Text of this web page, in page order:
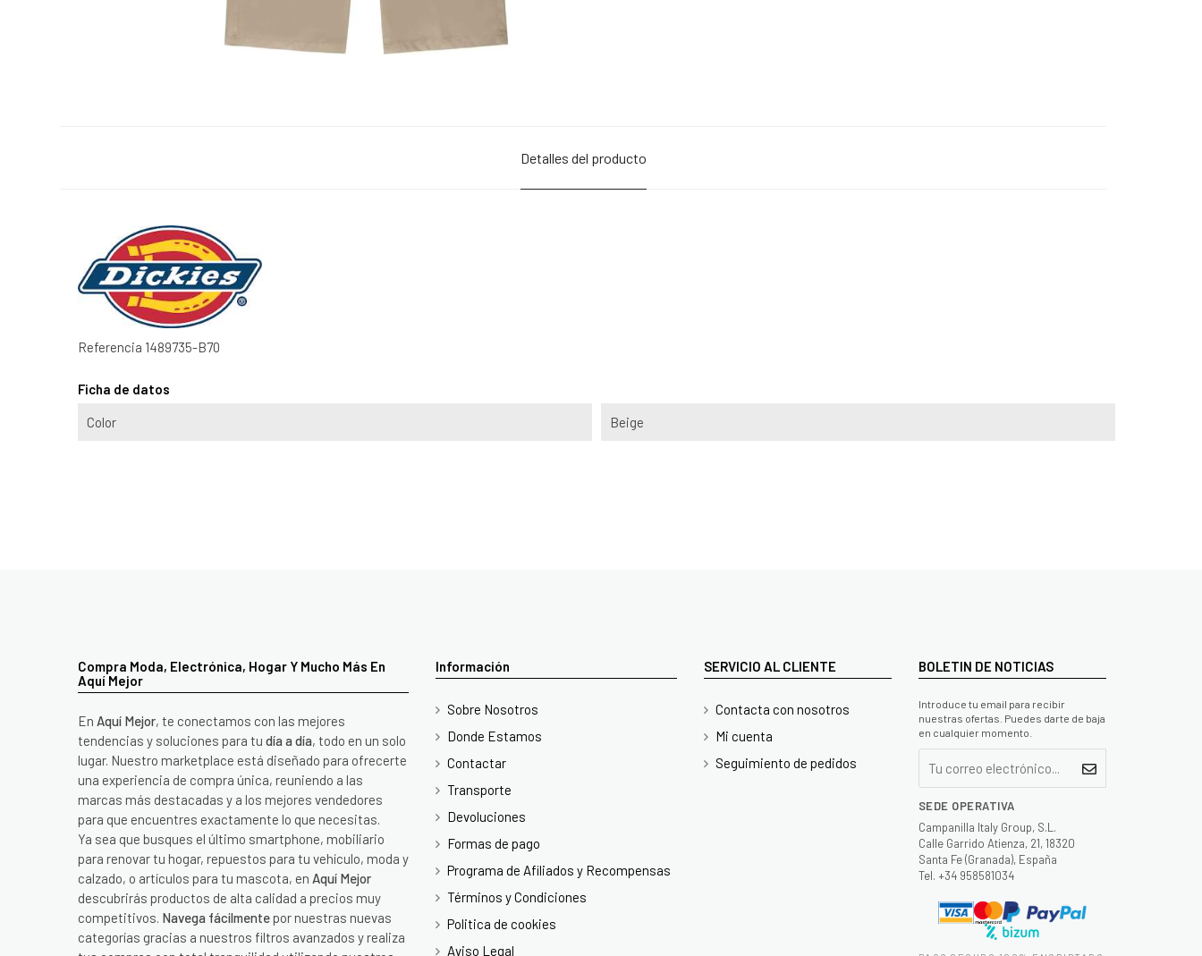
Detalles del producto
Referencia 1489735-B70
Ficha de datos
Color Beige
Compra Moda, Electrónica, Hogar Y Mucho Más En
Aquí Mejor
En Aquí Mejor, te conectamos con las mejores
tendencias y soluciones para tu día a día, todo en un solo
lugar. Nuestro marketplace está diseñado para ofrecerte
una experiencia de compra única, reuniendo a las
marcas más destacadas y a los mejores vendedores
para que encuentres exactamente lo que necesitas.
Ya sea que busques el último smartphone, mobiliario
para renovar tu hogar, repuestos para tu vehículo, moda y
calzado, o artículos para tu mascota, en Aquí Mejor
descubrirás productos de alta calidad a precios muy
competitivos. Navega fácilmente por nuestras nuevas
categorías gracias a nuestros filtros avanzados y realiza
Información
Sobre Nosotros
Donde Estamos
Contactar
Transporte
Devoluciones
Formas de pago
Programa de Afiliados y Recompensas
Términos y Condiciones
Politica de cookies
Aviso Legal
SERVICIO AL CLIENTE
Contacta con nosotros
Mi cuenta
Seguimiento de pedidos
BOLETIN DE NOTICIAS
Introduce tu email para recibir
nuestras ofertas. Puedes darte de baja
en cualquier momento.
SEDE OPERATIVA
Campanilla Italy Group, S.L.
Calle Garrido Atienza, 21, 18320
Santa Fe (Granada), España
Tel. +34 958581034